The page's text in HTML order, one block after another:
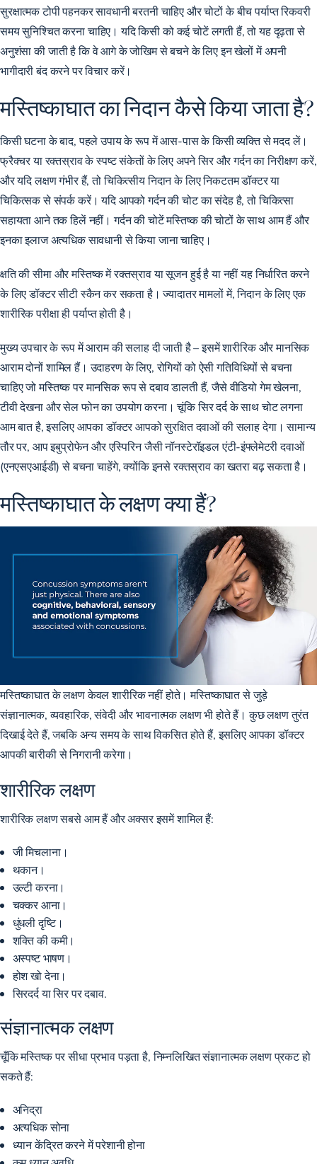
सुरक्षात्मक टोपी पहनकर सावधानी बरतनी चाहिए और चोटों के बीच पर्याप्त रिकवरी
समय सुनिश्चित करना चाहिए। यदि किसी को कई चोटें लगती हैं, तो यह दृढ़ता से
अनुशंसा की जाती है कि वे आगे के जोखिम से बचने के लिए इन खेलों में अपनी
भागीदारी बंद करने पर विचार करें।
मस्तिष्काघात का निदान कैसे किया जाता है?
किसी घटना के बाद, पहले उपाय के रूप में आस-पास के किसी व्यक्ति से मदद लें।
फ्रैक्चर या रक्तस्राव के स्पष्ट संकेतों के लिए अपने सिर और गर्दन का निरीक्षण करें,
और यदि लक्षण गंभीर हैं, तो चिकित्सीय निदान के लिएनिकटतम डॉक्टर या
चिकित्सक सेसंपर्क करें। यदि आपको गर्दन की चोट का संदेह है, तो चिकित्सा
सहायता आने तक हिलें नहीं। गर्दन की चोटें मस्तिष्क की चोटों के साथ आम हैं और
इनका इलाज अत्यधिक सावधानी से किया जाना चाहिए।
क्षति की सीमा और मस्तिष्क में रक्तस्राव या सूजन हुई है या नहीं यह निर्धारित करने
के लिए डॉक्टर सीटी स्कैन कर सकता है। ज्यादातर मामलों में, निदान के लिए एक
शारीरिक परीक्षा ही पर्याप्त होती है।
मुख्य उपचार के रूप में आराम की सलाह दी जाती है – इसमें शारीरिक और मानसिक
आराम दोनों शामिल हैं। उदाहरण के लिए, रोगियों को ऐसी गतिविधियों से बचना
चाहिए जो मस्तिष्क पर मानसिक रूप से दबाव डालती हैं, जैसे वीडियो गेम खेलना,
टीवी देखना और सेल फोन का उपयोग करना। चूंकि सिर दर्द के साथ चोट लगना
आम बात है, इसलिए आपका डॉक्टर आपको सुरक्षित दवाओं की सलाह देगा। सामान्य
तौर पर, आप इबुप्रोफेन और एस्पिरिन जैसी नॉनस्टेरॉइडल एंटी-इंफ्लेमेटरी दवाओं
(एनएसएआईडी) से बचना चाहेंगे, क्योंकि इनसे रक्तस्राव का खतरा बढ़ सकता है।
मस्तिष्काघात के लक्षण क्या हैं?
मस्तिष्काघात के लक्षण केवल शारीरिक नहीं होते। मस्तिष्काघात से जुड़े
संज्ञानात्मक, व्यवहारिक, संवेदी और भावनात्मक लक्षण भी होते हैं। कुछ लक्षण तुरंत
दिखाई देते हैं, जबकि अन्य समय के साथ विकसित होते हैं, इसलिए आपका डॉक्टर
आपकी बारीकी से निगरानी करेगा।
शारीरिक लक्षण
शारीरिक लक्षण सबसे आम हैं और अक्सर इसमें शामिल हैं:
जी मिचलाना।
थकान।
उल्टी करना।
चक्कर आना।
धुंधली दृष्टि।
शक्ति की कमी।
अस्पष्ट भाषण।
होश खो देना।
सिरदर्द या सिर पर दबाव.
संज्ञानात्मक लक्षण
चूँकि मस्तिष्क पर सीधा प्रभाव पड़ता है, निम्नलिखित संज्ञानात्मक लक्षण प्रकट हो
सकते हैं:
अनिद्रा
अत्यधिक सोना
ध्यान केंद्रित करने में परेशानी होना